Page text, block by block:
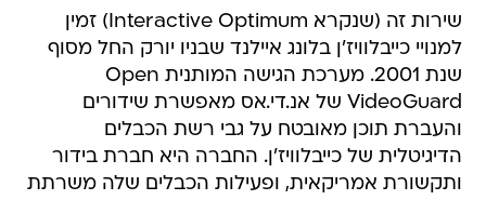
שירות זה (שנקרא Interactive Optimum) זמין
למנויי כייבלוויז'ן בלונג איילנד שבניו יורק החל מסוף
שנת 2001. מערכת הגישה המותנית Open
VideoGuard של אנ.די.אס מאפשרת שידורים
והעברת תוכן מאובטח על גבי רשת הכבלים
הדיגיטלית של כייבלוויז'ן. החברה היא חברת בידור
ותקשורת אמריקאית, ופעילות הכבלים שלה משרתת